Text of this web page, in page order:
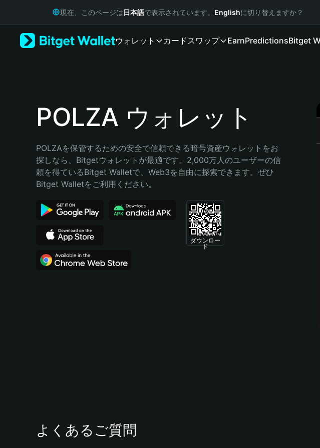
Русский
Bahasa Indonesia
Português (Brasil)
現在、このページは日本語で表示されています。 Englishに切り替えますか？
ウォレット カードスワップ EarnPredictionsBitget
POLZA ウォレット
POLZAを保管するための安全で信頼できる暗号資産ウォレットをお
探しなら、Bitgetウォレットが最適です。2,000万人のユーザーの信
頼を得ているBitget Walletで、Web3を自由に探索できます。ぜひ
Bitget Walletをご利用ください。
ダウンロー
ド
よくあるご質問